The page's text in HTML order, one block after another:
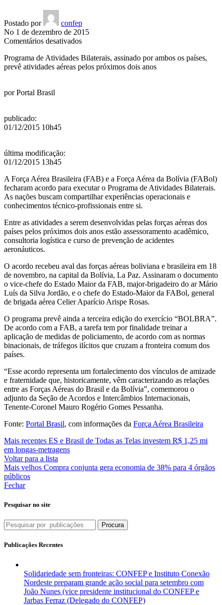
Postado por
confep
No 1 de dezembro de 2015
Comentários desativadosem
aéreas
do
Programa de Atividades Bilaterais, assinado por ambos os países,
prevê atividades aéreas pelos próximos dois anos
porPortal Brasil
publicado:
01/12/2015 10h45
última modificação:
01/12/2015 13h45
A Força Aérea Brasileira (FAB) e a Força Aérea da Bolívia (FABol)
fecharam acordo para executar o Programa de Atividades Bilaterais.
As nações buscam compartilhar experiências operacionais e
conhecimentos técnico-profissionais entre si.
Entre as atividades a serem desenvolvidas pelas forças aéreas dos
países pelos próximos dois anos estão assessoramento acadêmico,
consultoria logística e curso de prevenção de acidentes
aeronáuticos.
O acordo recebeu aval das forças aéreas boliviana e brasileira em 18
de novembro, na capital da Bolívia, La Paz. Assinaram o documento
o vice-chefe do Estado Maior da FAB, major-brigadeiro do ar Mário
Luís da Silva Jordão, e o chefe do Estado-Maior da FABol, general
de brigada aérea Celier Aparício Arispe Rosas.
O programa prevê ainda a terceira edição do exercício “BOLBRA”.
De acordo com a FAB, a tarefa tem por finalidade treinar a
aplicação de medidas de policiamento, de acordo com as normas
binacionais, de tráfegos ilícitos que cruzam a fronteira comum dos
países.
“Esse acordo representa um fortalecimento dos vínculos de amizade
e fraternidade que, historicamente, vêm caracterizando as relações
entre as Forças Aéreas do Brasil e da Bolívia”, comemorou o
adjunto da Seção de Acordos e Intercâmbios Internacionais,
Tenente-Coronel Mauro Rogério Gomes Pessanha.
Fonte: Portal Brasil, com informações da Força Aérea Brasileira
Mais recentes ES e Brasil de Todas as Telas investem R$ 1,25 mi
em longas-metragens
Voltar para a lista
Mais velhos Compra conjunta gera economia de 38% para 4 órgãos
públicos
Fechar
Pesquisar no site
Procura
Publicações Recentes
Solidariedade sem fronteiras: CONFEP e Instituto Conexão
Nordeste preparam grande ação social para setembro com
João Nunes (vice presidente institucional do CONFEP e
Jarbas Ferraz (Delegado do CONFEP)